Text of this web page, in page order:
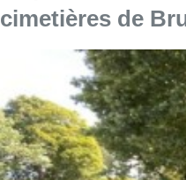
cimetières de